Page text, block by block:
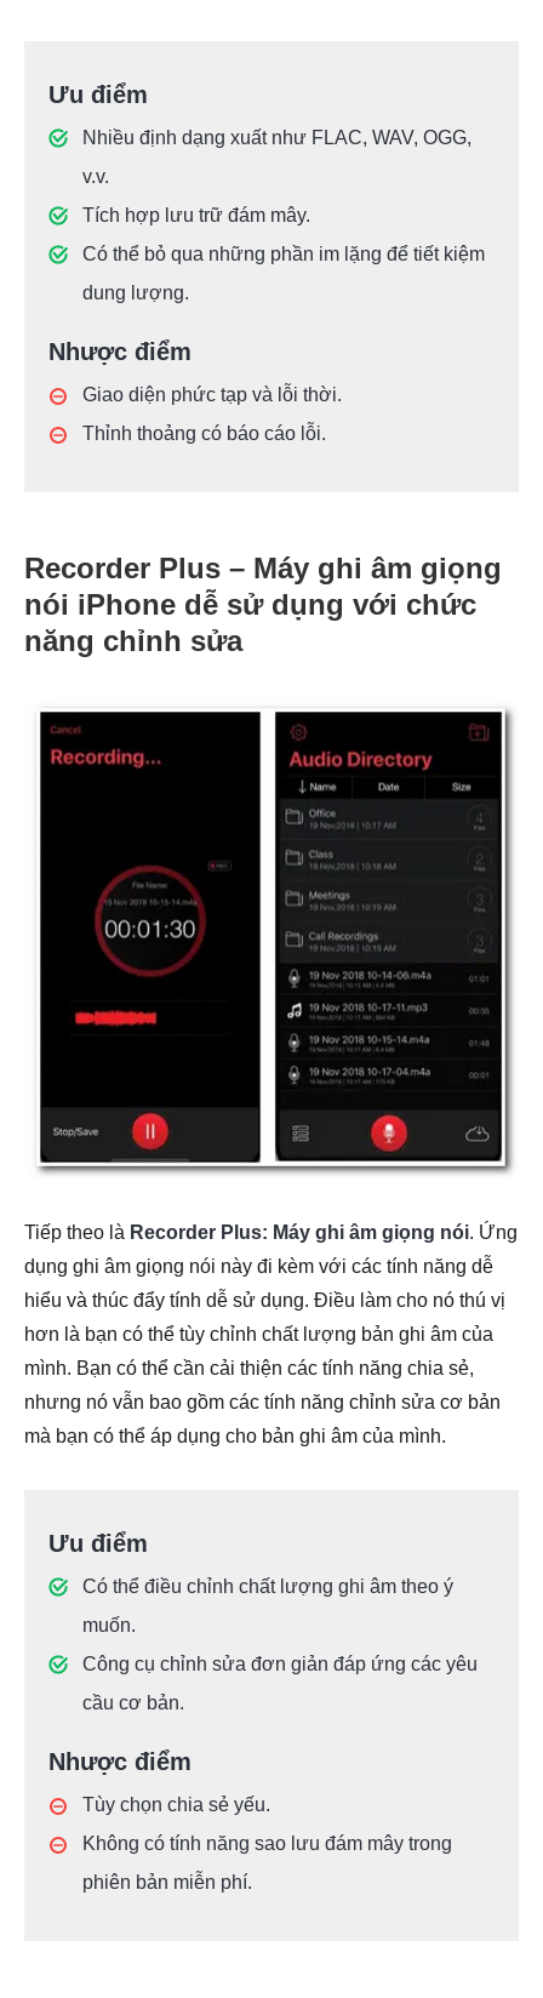
Ưu điểm
Nhiều định dạng xuất như FLAC, WAV, OGG,
v.v.
Tích hợp lưu trữ đám mây.
Có thể bỏ qua những phần im lặng để tiết kiệm
dung lượng.
Nhược điểm
Giao diện phức tạp và lỗi thời.
Thỉnh thoảng có báo cáo lỗi.
Recorder Plus – Máy ghi âm giọng
nói iPhone dễ sử dụng với chức
năng chỉnh sửa
Tiếp theo là Recorder Plus: Máy ghi âm giọng nói. Ứng
dụng ghi âm giọng nói này đi kèm với các tính năng dễ
hiểu và thúc đẩy tính dễ sử dụng. Điều làm cho nó thú vị
hơn là bạn có thể tùy chỉnh chất lượng bản ghi âm của
mình. Bạn có thể cần cải thiện các tính năng chia sẻ,
nhưng nó vẫn bao gồm các tính năng chỉnh sửa cơ bản
mà bạn có thể áp dụng cho bản ghi âm của mình.
Ưu điểm
Có thể điều chỉnh chất lượng ghi âm theo ý
muốn.
Công cụ chỉnh sửa đơn giản đáp ứng các yêu
cầu cơ bản.
Nhược điểm
Tùy chọn chia sẻ yếu.
Không có tính năng sao lưu đám mây trong
phiên bản miễn phí.